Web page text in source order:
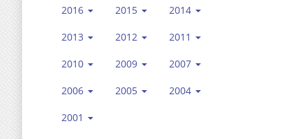
2016 2015 2014
2013 2012 2011
2010 2009 2007
2006 2005 2004
2001